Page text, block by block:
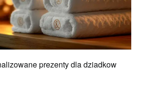
prezenty dla dziadkow